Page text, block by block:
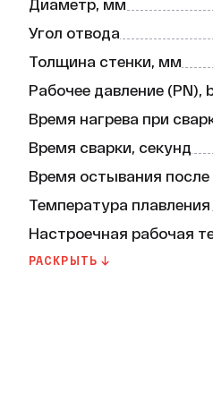
дополнительной защиты.
Благодаря своим
проекта. Они
долгие годы.
Обратите внимание,
помещении не ниже +5
°С.
Не упустите
Диаметр, мм
Угол отвода
Толщина стенки, мм
Рабочее давление (PN),
Время нагрева при
Время сварки, секунд
Время остывания после
Температура плавления
Настроечная рабочая
Максимальная
РАСКРЫТЬ ↓